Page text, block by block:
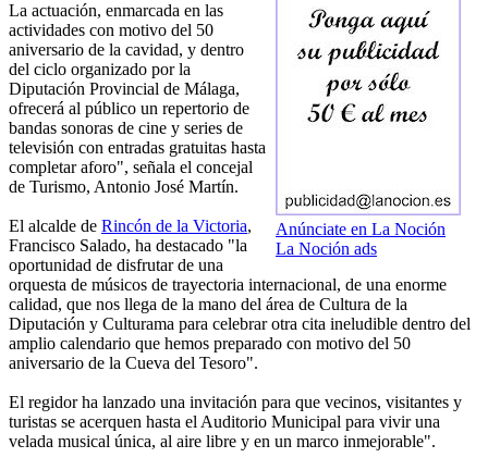
Anúnciate en La Noción
La Noción ads
La actuación, enmarcada en las
actividades con motivo del 50
aniversario de la cavidad, y dentro
del ciclo organizado por la
Diputación Provincial de Málaga,
ofrecerá al público un repertorio de
bandas sonoras de cine y series de
televisión con entradas gratuitas hasta
completar aforo", señala el concejal
de Turismo, Antonio José Martín.
El alcalde de Rincón de la Victoria,
Francisco Salado, ha destacado "la
oportunidad de disfrutar de una
orquesta de músicos de trayectoria internacional, de una enorme
calidad, que nos llega de la mano del área de Cultura de la
Diputación y Culturama para celebrar otra cita ineludible dentro del
amplio calendario que hemos preparado con motivo del 50
aniversario de la Cueva del Tesoro".
El regidor ha lanzado una invitación para que vecinos, visitantes y
turistas se acerquen hasta el Auditorio Municipal para vivir una
velada musical única, al aire libre y en un marco inmejorable".